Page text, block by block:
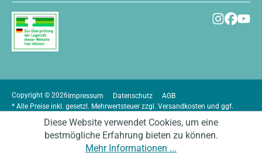
Copyright © 2026 Impressum Datenschutz
AGB
* Alle Preise inkl. gesetzl. Mehrwertsteuer zzgl. Versandkosten und ggf.
Diese Website verwendet Cookies, um eine
bestmögliche Erfahrung bieten zu können.
Mehr Informationen ...